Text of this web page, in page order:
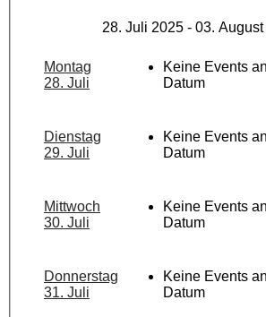
28. Juli 2025 - 03.
Montag
28. Juli
Keine Events
Datum
Dienstag
29. Juli
Keine Events
Datum
Mittwoch
30. Juli
Keine Events
Datum
Donnerstag
31. Juli
Keine Events
Datum